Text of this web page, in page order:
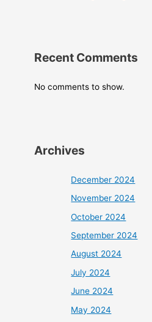
Recent Comments
No comments to show.
Archives
December 2024
November 2024
October 2024
September 2024
August 2024
July 2024
June 2024
May 2024